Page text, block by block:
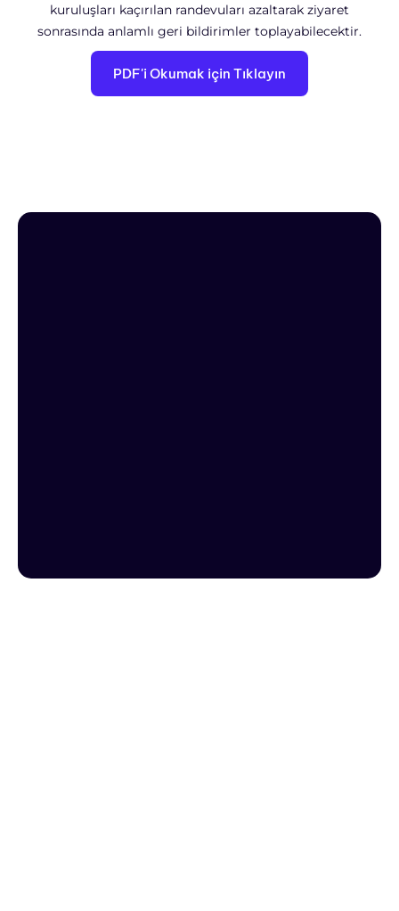
kuruluşları kaçırılan randevuları azaltarak ziyaret
sonrasında anlamlı geri bildirimler toplayabilecektir.
PDF'i Okumak için Tıklayın